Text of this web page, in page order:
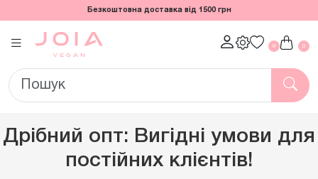
Безкоштовна доставка від 1500 грн
0 0
Дрібний опт: Вигідні умови для
постійних клієнтів!